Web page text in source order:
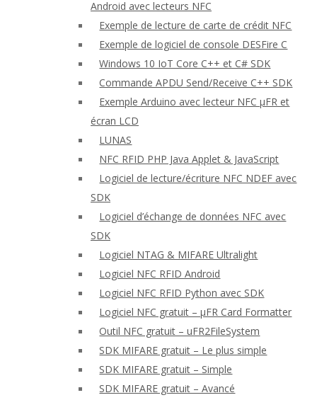
Android avec lecteurs NFC
Exemple de lecture de carte de crédit NFC
Exemple de logiciel de console DESFire C
Windows 10 IoT Core C++ et C# SDK
Commande APDU Send/Receive C++ SDK
Exemple Arduino avec lecteur NFC μFR et
écran LCD
LUNAS
NFC RFID PHP Java Applet & JavaScript
Logiciel de lecture/écriture NFC NDEF avec
SDK
Logiciel d’échange de données NFC avec
SDK
Logiciel NTAG & MIFARE Ultralight
Logiciel NFC RFID Android
Logiciel NFC RFID Python avec SDK
Logiciel NFC gratuit – μFR Card Formatter
Outil NFC gratuit – uFR2FileSystem
SDK MIFARE gratuit – Le plus simple
SDK MIFARE gratuit – Simple
SDK MIFARE gratuit – Avancé